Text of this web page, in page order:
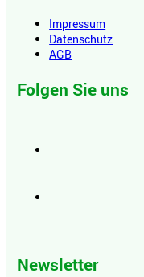
Impressum
Datenschutz
AGB
Folgen Sie uns
Newsletter